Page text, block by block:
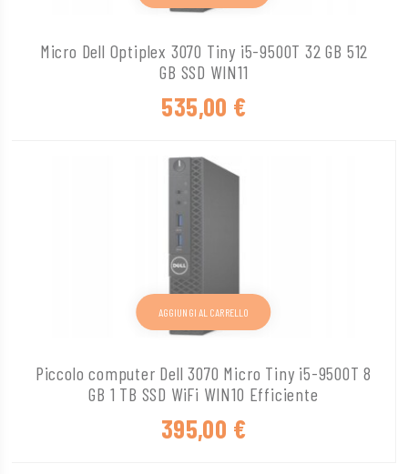
Micro Dell Optiplex 3070 Tiny i5-9500T 32 GB 512
GB SSD WIN11
535,00 €
Piccolo computer Dell 3070 Micro Tiny i5-9500T 8
GB 1 TB SSD WiFi WIN10 Efficiente
395,00 €
AGGIUNGI AL CARRELLO